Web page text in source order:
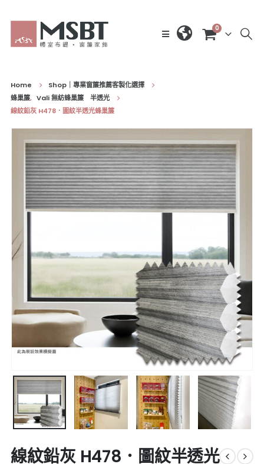
0
Home
Shop｜專業窗簾推薦客製化選擇
蜂巢簾, Vali 無紡蜂巢簾 半透光
線紋鉛灰 H478．圖紋半透光蜂巢簾
線紋鉛灰 H478．圖紋半透光